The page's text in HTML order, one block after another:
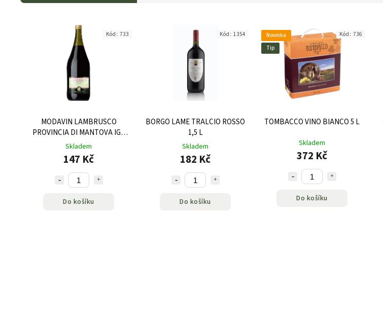
MODAVIN LAMBRUSCO
PROVINCIA DI MANTOVA IGT
ROSSO FRIZZANTE AMABILE
1,5 L
Skladem
147 Kč
Do košíku
Kód: 733
BORGO LAME TRALCIO ROSSO
1,5 L
Skladem
182 Kč
Do košíku
Kód: 1354
Novinka
Tip
TOMBACCO VINO BIANCO 5 L
Skladem
372 Kč
Do košíku
Kód: 736